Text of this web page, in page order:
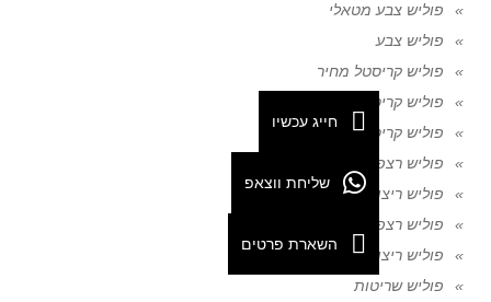
פוליש צבע מטאלי
פוליש צבע
פוליש קריסטל מחיר
פוליש קריסטלי
פוליש קריסטל לשיש
פוליש רצפות מחיר
פוליש ריצוף ישן
פוליש רצפות
פוליש ריצוף
פוליש שריטות
חייג עכשיו
שליחת ווצאפ
השארת פרטים